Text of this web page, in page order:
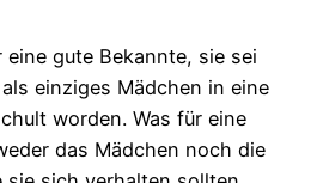
eine gute Bekannte, sie sei
einziges Mädchen in eine
worden. Was für eine
das Mädchen noch die